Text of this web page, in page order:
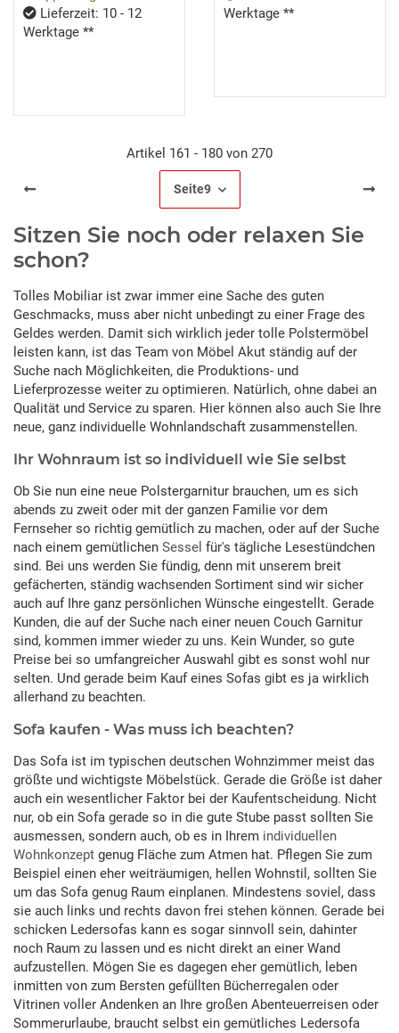
Lieferzeit: 10 - 12
Werktage **
Werktage **
Artikel 161 - 180 von 270
Seite9
Sitzen Sie noch oder relaxen Sie
schon?
Tolles Mobiliar ist zwar immer eine Sache des guten
Geschmacks, muss aber nicht unbedingt zu einer Frage des
Geldes werden. Damit sich wirklich jeder tolle Polstermöbel
leisten kann, ist das Team von Möbel Akut ständig auf der
Suche nach Möglichkeiten, die Produktions- und
Lieferprozesse weiter zu optimieren. Natürlich, ohne dabei an
Qualität und Service zu sparen. Hier können also auch Sie Ihre
neue, ganz individuelle Wohnlandschaft zusammenstellen.
Ihr Wohnraum ist so individuell wie Sie selbst
Ob Sie nun eine neue Polstergarnitur brauchen, um es sich
abends zu zweit oder mit der ganzen Familie vor dem
Fernseher so richtig gemütlich zu machen, oder auf der Suche
nach einem gemütlichen Sessel für's tägliche Lesestündchen
sind. Bei uns werden Sie fündig, denn mit unserem breit
gefächerten, ständig wachsenden Sortiment sind wir sicher
auch auf Ihre ganz persönlichen Wünsche eingestellt. Gerade
Kunden, die auf der Suche nach einer neuen Couch Garnitur
sind, kommen immer wieder zu uns. Kein Wunder, so gute
Preise bei so umfangreicher Auswahl gibt es sonst wohl nur
selten. Und gerade beim Kauf eines Sofas gibt es ja wirklich
allerhand zu beachten.
Sofa kaufen - Was muss ich beachten?
Das Sofa ist im typischen deutschen Wohnzimmer meist das
größte und wichtigste Möbelstück. Gerade die Größe ist daher
auch ein wesentlicher Faktor bei der Kaufentscheidung. Nicht
nur, ob ein Sofa gerade so in die gute Stube passt sollten Sie
ausmessen, sondern auch, ob es in Ihrem individuellen
Wohnkonzept genug Fläche zum Atmen hat. Pflegen Sie zum
Beispiel einen eher weiträumigen, hellen Wohnstil, sollten Sie
um das Sofa genug Raum einplanen. Mindestens soviel, dass
sie auch links und rechts davon frei stehen können. Gerade bei
schicken Ledersofas kann es sogar sinnvoll sein, dahinter
noch Raum zu lassen und es nicht direkt an einer Wand
aufzustellen. Mögen Sie es dagegen eher gemütlich, leben
inmitten von zum Bersten gefüllten Bücherregalen oder
Vitrinen voller Andenken an Ihre großen Abenteuerreisen oder
Sommerurlaube, braucht selbst ein gemütliches Ledersofa